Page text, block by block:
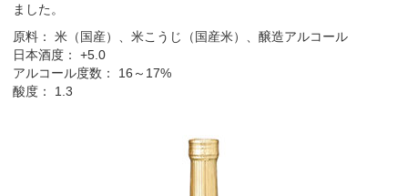
ました。
原料： 米（国産）、米こうじ（国産米）、醸造アルコール
日本酒度： +5.0
アルコール度数： 16～17%
酸度： 1.3